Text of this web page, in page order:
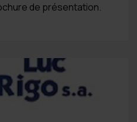
de présentation.